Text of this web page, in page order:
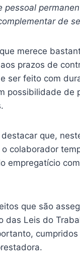
pessoal
de
merece
prazos de
ser feito com
possibilidade de
que,
colaborador
empregatício
que são
das Leis do
cumpridos